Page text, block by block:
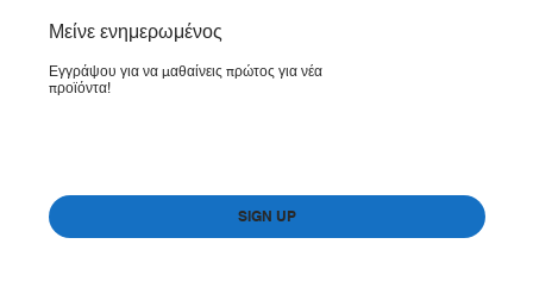
​Μείνε ενημερωμένος
Εγγράψου για να μαθαίνεις πρώτος για νέα
προϊόντα!
SIGN UP